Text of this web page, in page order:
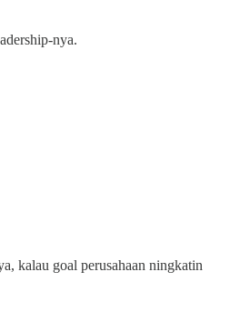
nya.
kalau goal perusahaan ningkatin